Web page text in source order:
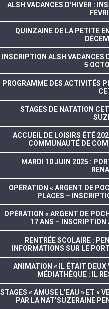
ALSH VACANCES D’HIVER :
QUINZAINE DE LA PETITE
INSCRIPTION ALSH VACANCES
5
PROGRAMME DES ACTIVITÉS
STAGES DE NATATION
ACCUEIL DE LOISIRS ÉTÉ
COMMUNAUTÉ DE
MARDI 10 JUIN 2025 :
OPÉRATION « ARGENT DE
PLACES –
OPÉRATION « ARGENT DE
17 ANS – INSCRIPTION
RENTRÉE SCOLAIRE :
INFORMATIONS SUR LE
ANIMATION « IL ÉTAIT DEUX
MÉDIATHÈQUE : IL
STAGES « AMUSE L’EAU » ET «
PAR LA NAT’SUZERAINE